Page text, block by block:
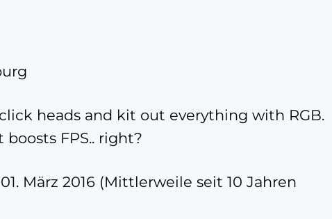
heads and kit out everything with RGB.
FPS.. right?
01. März 2016 (Mittlerweile seit 10 Jahren